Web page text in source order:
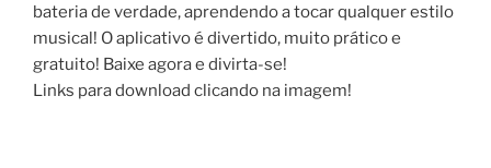
bateria de verdade, aprendendo a tocar qualquer estilo
musical! O aplicativo é divertido, muito prático e
gratuito! Baixe agora e divirta-se!
Links para download clicando na imagem!